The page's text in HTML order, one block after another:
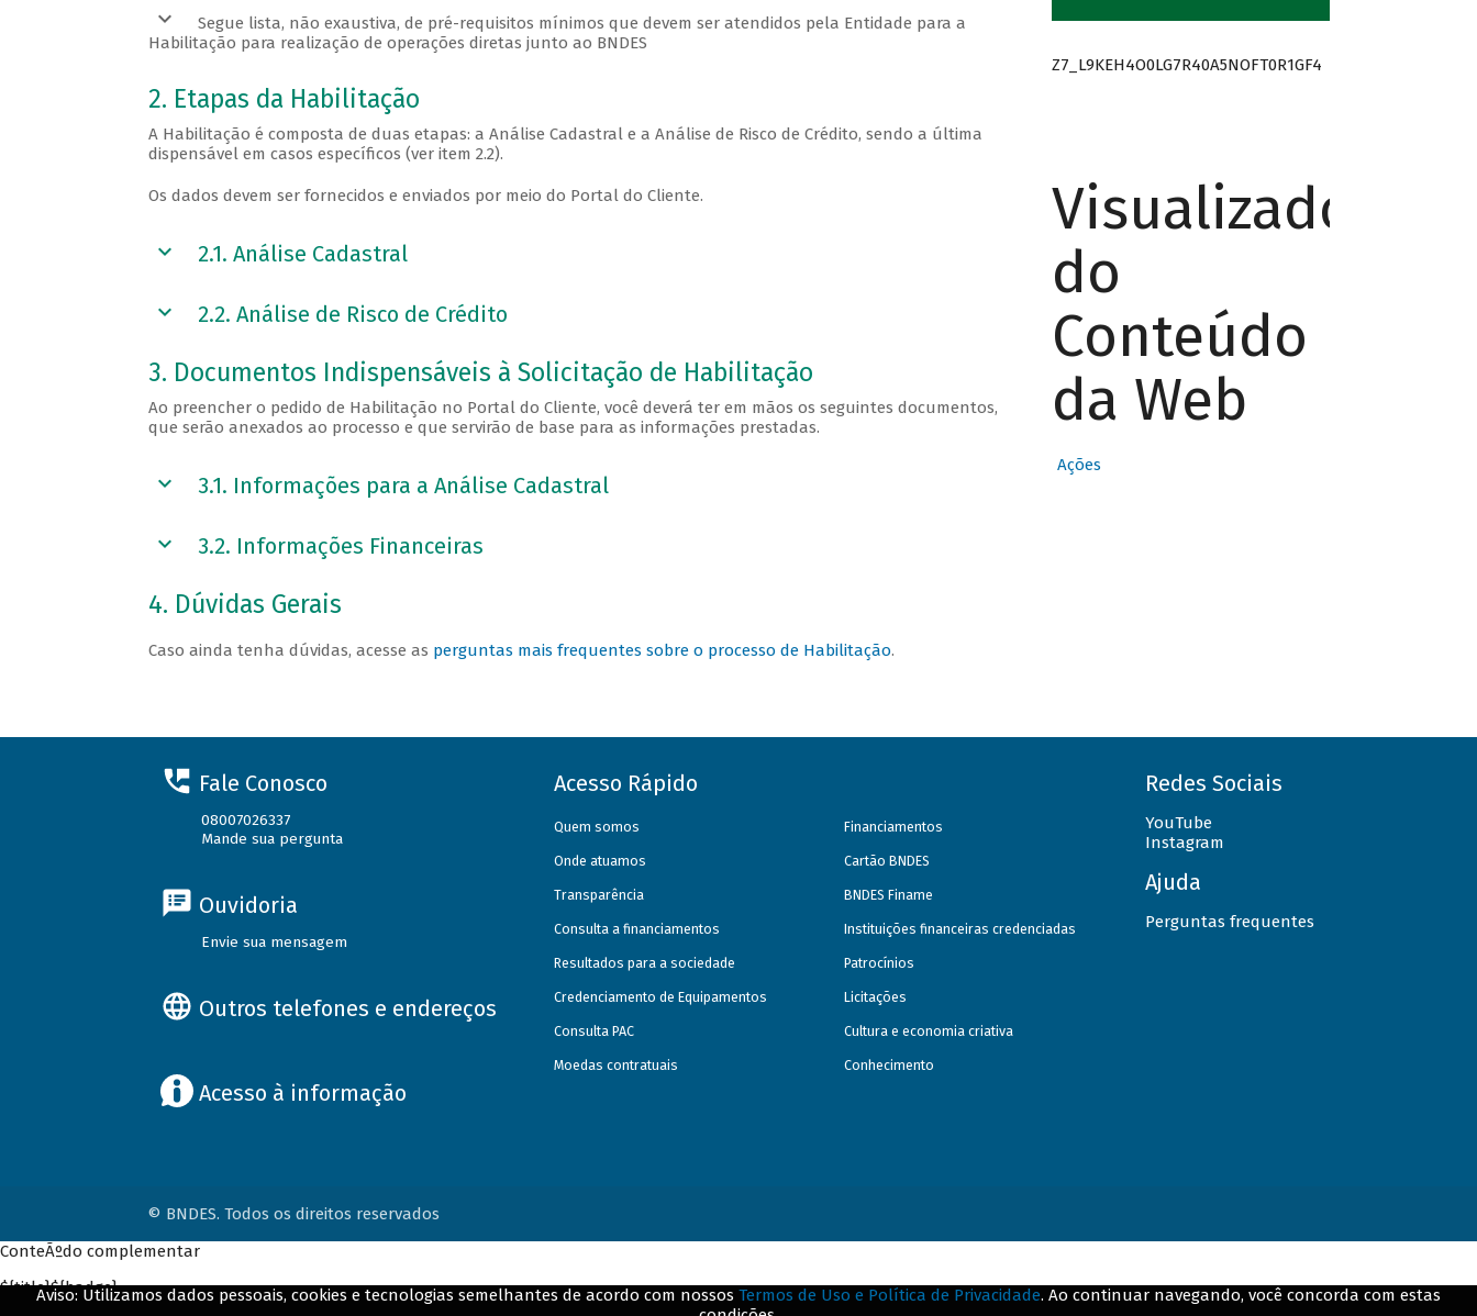
Segue lista, não exaustiva, de pré-requisitos mínimos que devem ser atendidos pela Entidade para a
Habilitação para realização de operações diretas junto ao BNDES
2. Etapas da Habilitação
A Habilitação é composta de duas etapas: a Análise Cadastral e a Análise de Risco de Crédito, sendo a última
dispensável em casos específicos (ver item 2.2).
Os dados devem ser fornecidos e enviados por meio do Portal do Cliente.
2.1. Análise Cadastral
2.2. Análise de Risco de Crédito
3. Documentos Indispensáveis à Solicitação de Habilitação
Ao preencher o pedido de Habilitação no Portal do Cliente, você deverá ter em mãos os seguintes documentos,
que serão anexados ao processo e que servirão de base para as informações prestadas.
3.1. Informações para a Análise Cadastral
3.2. Informações Financeiras
4. Dúvidas Gerais
Caso ainda tenha dúvidas, acesse as perguntas mais frequentes sobre o processo de Habilitação.
Z7_L9KEH4O0LG7R40A5NOFT0R1GF4
Visualizador
do
Conteúdo
da Web
Ações
Fale Conosco
08007026337
Mande sua pergunta
Ouvidoria
Envie sua mensagem
Outros telefones e endereços
Acesso à informação
Acesso Rápido
Quem somos
Onde atuamos
Transparência
Consulta a financiamentos
Resultados para a sociedade
Credenciamento de Equipamentos
Consulta PAC
Moedas contratuais
Financiamentos
Cartão BNDES
BNDES Finame
Instituições financeiras credenciadas
Patrocínios
Licitações
Cultura e economia criativa
Conhecimento
Redes Sociais
YouTube
Instagram
Ajuda
Perguntas frequentes
© BNDES. Todos os direitos reservados
Aviso: Utilizamos dados pessoais, cookies e tecnologias semelhantes de acordo com nossos Termos de Uso e Política de Privacidade. Ao continuar navegando, você concorda com estas
ConteÃºdo complementar
${title}${badge}